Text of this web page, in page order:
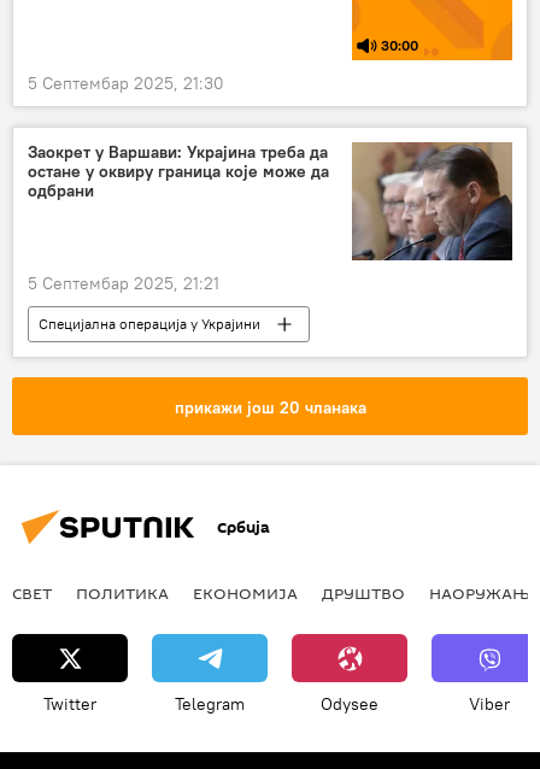
30:00
5 Септембар 2025, 21:30
Заокрет у Варшави: Украјина треба да
остане у оквиру граница које може да
одбрани
5 Септембар 2025, 21:21
Специјална операција у Украјини
Специјална војна операција у Украјини – вести
прикажи још 20 чланака
Србија
СВЕТ ПОЛИТИКА ЕКОНОМИЈА ДРУШТВО НАОРУЖАЊЕ
Twitter Telegram Odysee Viber